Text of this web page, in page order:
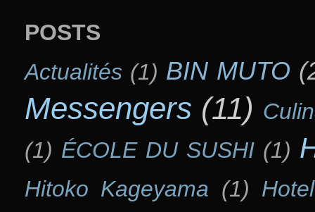
POSTS
Actualités (1) BIN MUTO
Messengers (11)
(1) ÉCOLE DU SUSHI (1)
Hitoko Kageyama (1)